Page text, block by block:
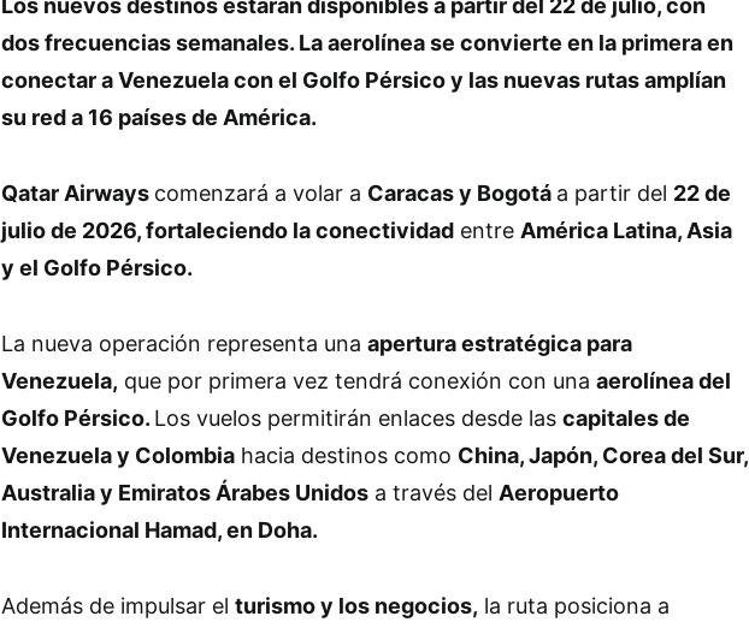
Los nuevos destinos estarán disponibles a partir del 22 de julio, con
dos frecuencias semanales. La aerolínea se convierte en la primera en
conectar a Venezuela con el Golfo Pérsico y las nuevas rutas amplían
su red a 16 países de América.
Qatar Airways comenzará a volar a Caracas y Bogotá a partir del 22 de
julio de 2026, fortaleciendo la conectividad entre América Latina, Asia
y el Golfo Pérsico.
La nueva operación representa una apertura estratégica para
Venezuela, que por primera vez tendrá conexión con una aerolínea del
Golfo Pérsico. Los vuelos permitirán enlaces desde las capitales de
Venezuela y Colombia hacia destinos como China, Japón, Corea del Sur,
Australia y Emiratos Árabes Unidos a través del Aeropuerto
Internacional Hamad, en Doha.
Además de impulsar el turismo y los negocios, la ruta posiciona a